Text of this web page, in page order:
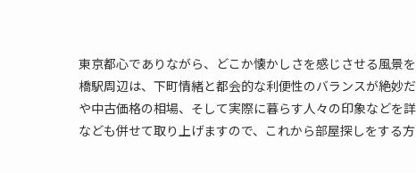
東京都心でありながら、どこか懐かしさを感じさせる風景
橋駅周辺は、下町情緒と都会的な利便性のバランスが絶妙
や中古価格の相場、そして実際に暮らす人々の印象などを
なども併せて取り上げますので、これから部屋探しをする